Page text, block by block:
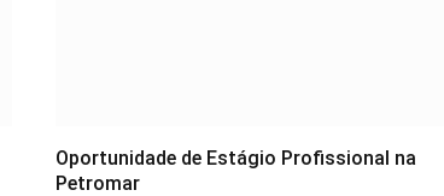
Oportunidade de Estágio Profissional na
Petromar